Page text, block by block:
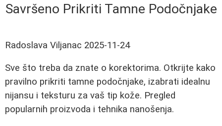
Savršeno Prikriti Tamne Podočnjake
Radoslava Viljanac 2025-11-24
Sve što treba da znate o korektorima. Otkrijte kako
pravilno prikriti tamne podočnjake, izabrati idealnu
nijansu i teksturu za vaš tip kože. Pregled
popularnih proizvoda i tehnika nanošenja.